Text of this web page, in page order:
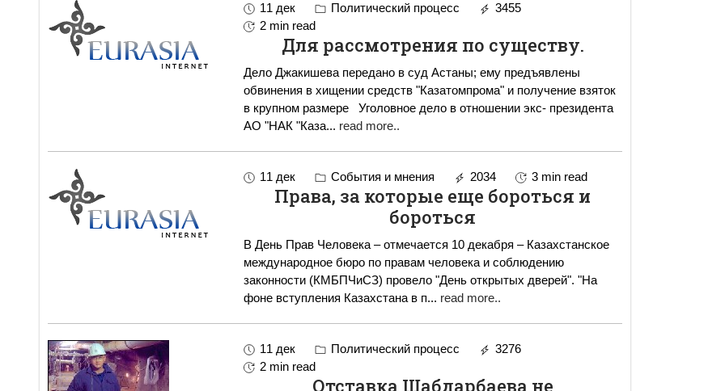
11 дек Политический процесс
3455
2 min read
Для рассмотрения по существу.
Дело Джакишева передано в суд Астаны; ему предъявлены
обвинения в хищении средств "Казатомпрома" и получение взяток
в крупном размере Уголовное дело в отношении экс- президента
АО "НАК "Каза... read more..
11 дек События и мнения 2034 3 min read
Права, за которые еще бороться и
бороться
В День Прав Человека – отмечается 10 декабря – Казахстанское
международное бюро по правам человека и соблюдению
законности (КМБПЧиСЗ) провело "День открытых дверей". "На
фоне вступления Казахстана в п... read more..
11 дек Политический процесс
3276
2 min read
Отставка Шабдарбаева не